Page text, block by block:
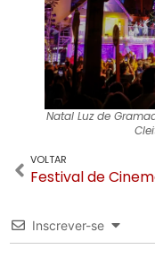
Natal Luz de
VOLTAR
Inscrever-se